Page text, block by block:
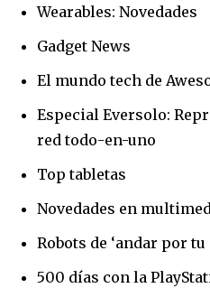
Wearables: Novedades
Gadget News
El mundo tech de
Especial Eversolo:
red todo-en-uno
Top tabletas
Novedades en
Robots de ‘andar por tu
500 días con la